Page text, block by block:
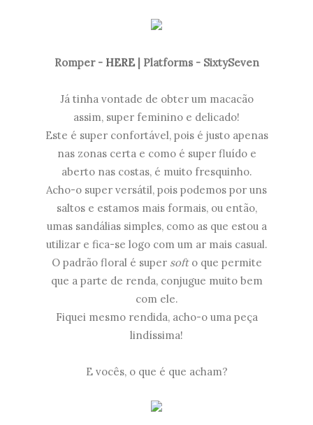
Romper - HERE| Platforms - SixtySeven
Já tinha vontade de obter um macacão
assim, super feminino e delicado!
Este é super confortável, pois é justo apenas
nas zonas certa e como é super fluído e
aberto nas costas, é muito fresquinho.
Acho-o super versátil, pois podemos por uns
saltos e estamos mais formais, ou então,
umas sandálias simples, como as que estou a
utilizar e fica-se logo com um ar mais casual.
O padrão floral é super softo que permite
que a parte de renda, conjugue muito bem
com ele.
Fiquei mesmo rendida, acho-o uma peça
lindíssima!
E vocês, o que é que acham?